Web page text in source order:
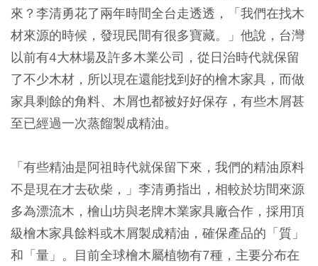
來？李清勇花了兩年時間全台走透透，「我們在找木
材來源的時候，發現民間有很多寶藏。」他說，台灣
以前有4大林場及許多木業公司，從日治時代就保留
了不少木材，所以現在還能找到好的檜木家具，而做
家具剩餘的角料、木屑也都被好好保存，有些木屑甚
至已經過一次蒸餾製成精油。
「有些精油是阿祖時代就保留下來，我們的精油原料
不是現在才去砍柴，」李清勇指出，相較於坊間來源
多為漂流木，檜山坊與老牌木業家具廠合作，採用頂
級檜木家具餘料或木屑製成精油，確保產品的「質」
和「量」。目前全球檜木屬植物有7種，主要分布在